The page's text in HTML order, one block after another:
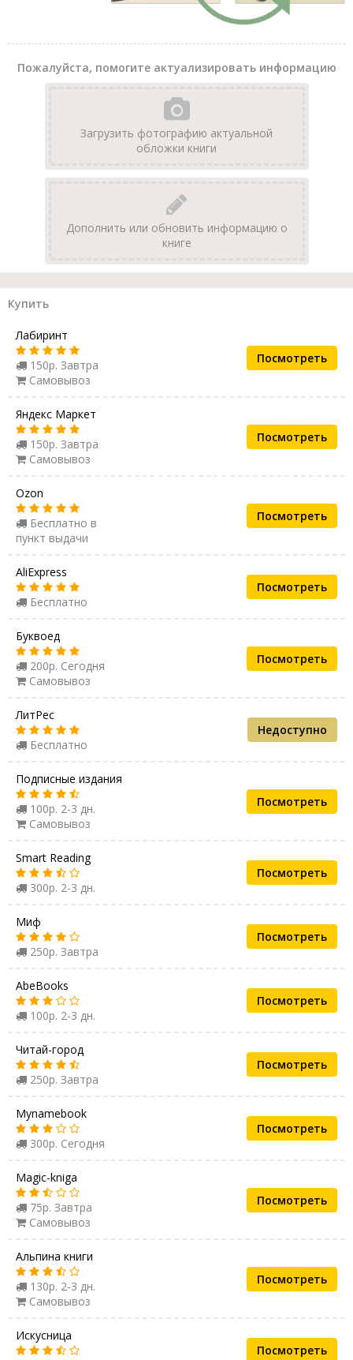
Пожалуйста, помогите актуализировать информацию
Загрузить фотографию актуальной
обложки книги
Дополнить или обновить информацию о
книге
Купить
Лабиринт
150р. Завтра
Самовывоз
Посмотреть
Яндекс Маркет
150р. Завтра
Самовывоз
Посмотреть
Ozon
Бесплатно в
пункт выдачи
Посмотреть
AliExpress
Бесплатно
Посмотреть
Буквоед
200р. Сегодня
Самовывоз
Посмотреть
ЛитРес
Бесплатно
Недоступно
Подписные издания
100р. 2-3 дн.
Самовывоз
Посмотреть
Smart Reading
300р. 2-3 дн.
Посмотреть
Миф
250р. Завтра
Посмотреть
AbeBooks
100р. 2-3 дн.
Посмотреть
Читай-город
250р. Завтра
Посмотреть
Mynamebook
300р. Сегодня
Посмотреть
Magic-kniga
75р. Завтра
Самовывоз
Посмотреть
Альпина книги
130р. 2-3 дн.
Самовывоз
Посмотреть
Искусница
Посмотреть